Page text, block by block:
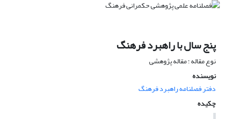
پنج سال با راهبرد فرهنگ
نوع مقاله : مقاله پژوهشی
نویسنده
دفتر فصلنامه راهبرد فرهنگ
چکیده